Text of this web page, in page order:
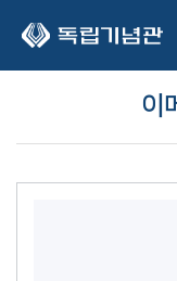
이